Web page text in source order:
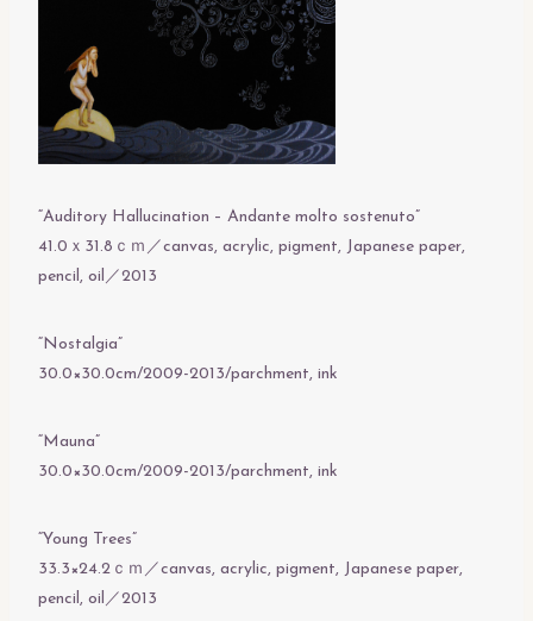
“Auditory Hallucination – Andante molto sostenuto”
41.0ｘ31.8ｃｍ／canvas, acrylic, pigment, Japanese paper,
pencil, oil／2013
“Nostalgia”
30.0×30.0cm/2009-2013/parchment, ink
“Mauna”
30.0×30.0cm/2009-2013/parchment, ink
“Young Trees”
33.3×24.2ｃｍ／canvas, acrylic, pigment, Japanese paper,
pencil, oil／2013